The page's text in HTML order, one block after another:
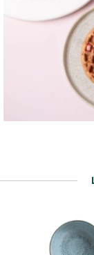
Latte Prato Fundo
830ml
R$ 43,20
R$
em até 1x de R$